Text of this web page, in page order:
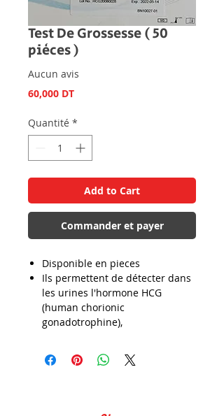
Test De Grossesse ( 50
pièces )
Aucun avis
60,000 DTPrix
Quantité *
Add to Cart
Commander et payer
Disponible en pieces
Ils permettent de détecter dans
les urines l'hormone HCG
(human chorionic
gonadotrophine),